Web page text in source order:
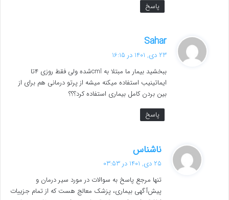
پاسخ
Sahar
ف
:
23 دی, 1401 در 16:15
ببخشید بیمار ما مبتلا به cmlشده ولی فقط روزی ۴تا
ایماتینیب استفاده میکنه میشه از پرتو درمانی هم برای از
بین بردن کامل بیماری استفاده کرد؟؟؟
پاسخ
ناشناس
ف
:
25 دی, 1401 در 03:53
تنها مرجع پاسخ به سوالات در مورد سیر درمان و
پیش‌آگهی بیماری، پزشک معالج هست که از تمام جزییات